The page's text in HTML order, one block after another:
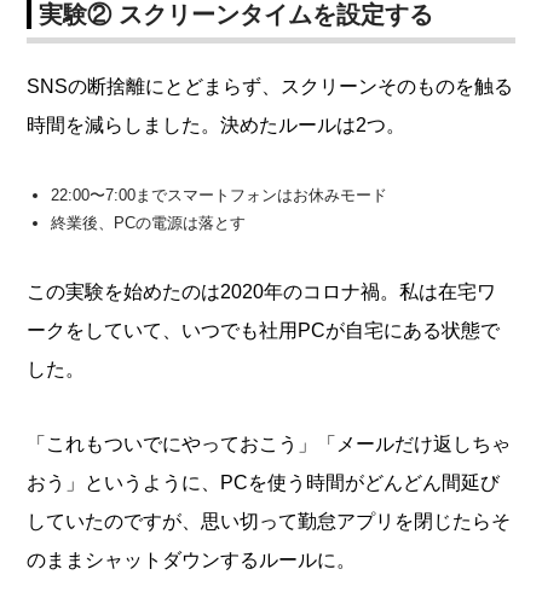
実験② スクリーンタイムを設定する
SNSの断捨離にとどまらず、スクリーンそのものを触る
時間を減らしました。決めたルールは2つ。
22:00〜7:00までスマートフォンはお休みモード
終業後、PCの電源は落とす
この実験を始めたのは2020年のコロナ禍。私は在宅ワ
ークをしていて、いつでも社用PCが自宅にある状態で
した。
「これもついでにやっておこう」「メールだけ返しちゃ
おう」というように、PCを使う時間がどんどん間延び
していたのですが、思い切って勤怠アプリを閉じたらそ
のままシャットダウンするルールに。